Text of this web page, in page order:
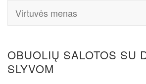
Virtuvės menas
OBUOLIŲ SALOTOS SU
SLYVOM